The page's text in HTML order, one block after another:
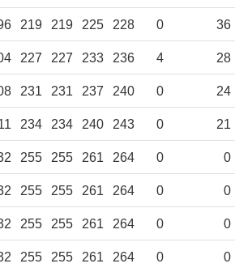
219 219 225 228 0 36
227 227 233 236 4 28
231 231 237 240 0 24
234 234 240 243 0 21
255 255 261 264 0 0
255 255 261 264 0 0
255 255 261 264 0 0
255 255 261 264 0 0